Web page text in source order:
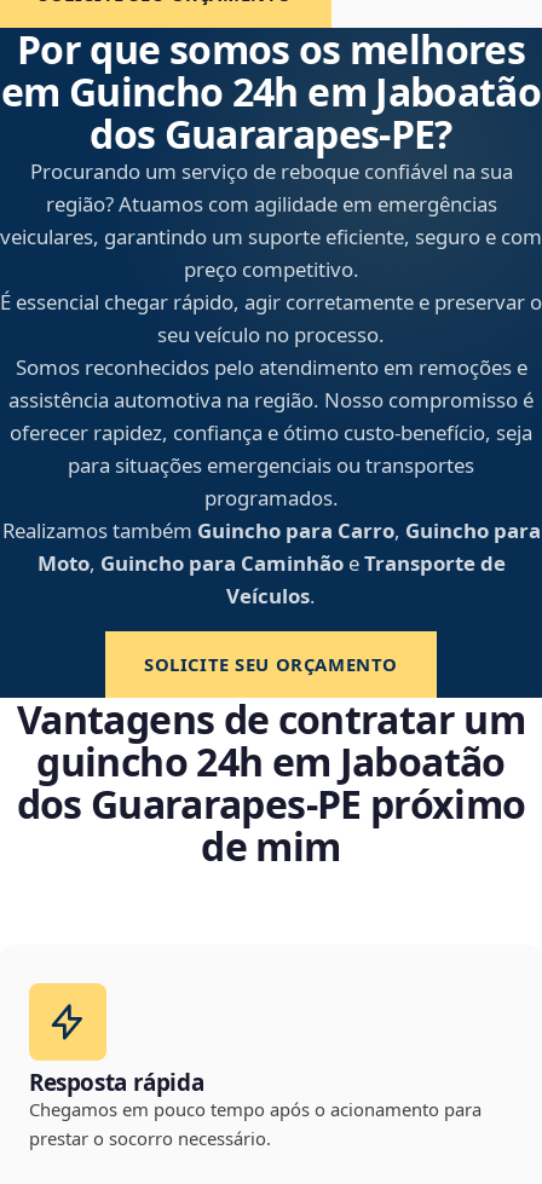
Por que somos os melhores
em Guincho 24h em Jaboatão
dos Guararapes‑PE?
Procurando um serviço de reboque confiável na sua
região? Atuamos com agilidade em emergências
veiculares, garantindo um suporte eficiente, seguro e com
preço competitivo.
É essencial chegar rápido, agir corretamente e preservar o
seu veículo no processo.
Somos reconhecidos pelo atendimento em remoções e
assistência automotiva na região. Nosso compromisso é
oferecer rapidez, confiança e ótimo custo-benefício, seja
para situações emergenciais ou transportes
programados.
Realizamos também Guincho para Carro, Guincho para
Moto, Guincho para CaminhãoeTransporte de
Veículos.
SOLICITE SEU ORÇAMENTO
Vantagens de contratar um
guincho 24h em Jaboatão
dos Guararapes‑PE próximo
de mim
Resposta rápida
Chegamos em pouco tempo após o acionamento para
prestar o socorro necessário.